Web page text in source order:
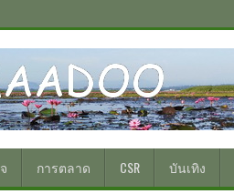
การตลาด CSR บันเทิง